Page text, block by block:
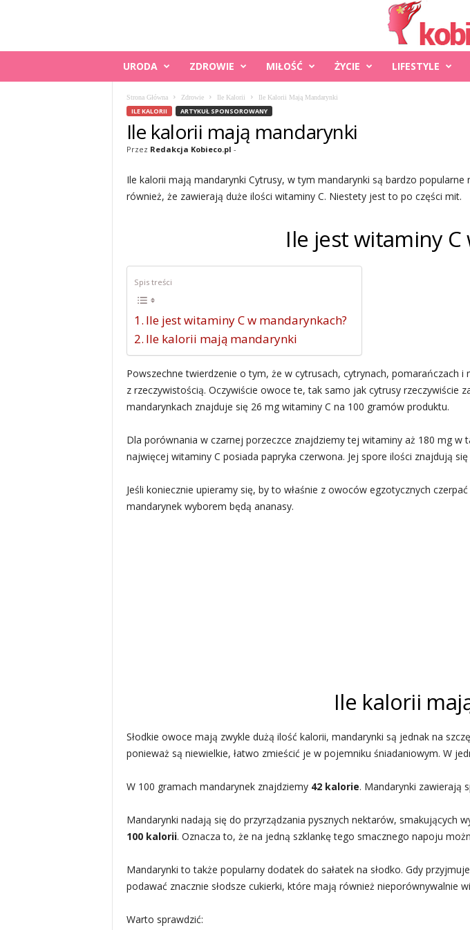
URODA ZDROWIE MIŁOŚĆ ŻYCIE LIFESTYLE
Strona Główna Zdrowie Ile Kalorii Ile Kalorii Mają Mandarynki
ILE KALORII ARTYKUŁ SPONSOROWANY
Ile kalorii mają mandarynki
Przez Redakcja Kobieco.pl -
Ile kalorii mają mandarynki Cytrusy, w tym mandarynki są bardzo popularne
również, że zawierają duże ilości witaminy C. Niestety jest to po części mit.
Ile jest witaminy
Spis treści
Ile jest witaminy C w mandarynkach?
Ile kalorii mają mandarynki
Powszechne twierdzenie o tym, że w cytrusach, cytrynach, pomarańczach
z rzeczywistością. Oczywiście owoce te, tak samo jak cytrusy rzeczywiście
mandarynkach znajduje się 26 mg witaminy C na 100 gramów produktu.
Dla porównania w czarnej porzeczce znajdziemy tej witaminy aż 180 mg
najwięcej witaminy C posiada papryka czerwona. Jej spore ilości znajdują
Jeśli koniecznie upieramy się, by to właśnie z owoców egzotycznych
mandarynek wyborem będą ananasy.
Ile kalorii
Słodkie owoce mają zwykle dużą ilość kalorii, mandarynki są jednak na
ponieważ są niewielkie, łatwo zmieścić je w pojemniku śniadaniowym. W
W 100 gramach mandarynek znajdziemy 42 kalorie. Mandarynki zawierają
Mandarynki nadają się do przyrządzania pysznych nektarów, smakujących
100 kalorii. Oznacza to, że na jedną szklankę tego smacznego napoju
Mandarynki to także popularny dodatek do sałatek na słodko. Gdy
podawać znacznie słodsze cukierki, które mają również nieporównywalnie
Warto sprawdzić: